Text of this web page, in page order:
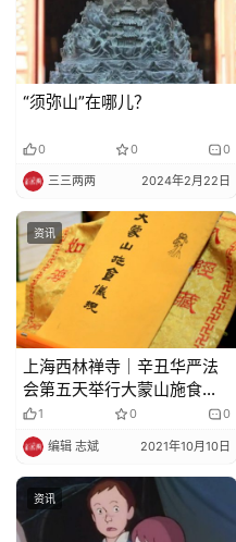
礼
视
频
纪
录
佛
教
艺
术
政
策
法
免
“须弥山”在哪儿？
0 0 0
三三两两 2024年2月22日
资讯
上海西林禅寺｜辛丑华严法
会第五天举行大蒙山施食仪
式1 0 0
编辑 志斌 2021年10月10日
资讯